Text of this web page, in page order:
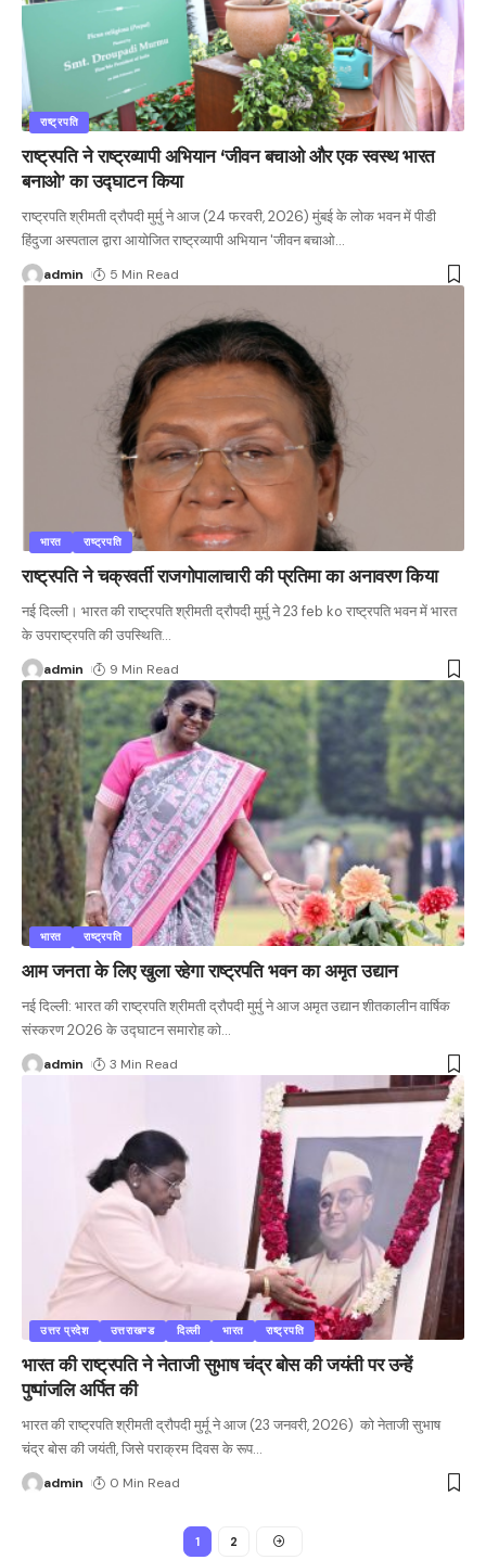
राष्ट्रपति
राष्ट्रपति ने राष्ट्रव्यापी अभियान ‘जीवन बचाओ और एक स्वस्थ भारत
बनाओ’ का उद्घाटन किया
राष्ट्रपति श्रीमती द्रौपदी मुर्मु ने आज (24 फरवरी, 2026) मुंबई के लोक भवन में पीडी
हिंदुजा अस्पताल द्वारा आयोजित राष्ट्रव्यापी अभियान 'जीवन बचाओ…
admin 5 Min Read
भारत राष्ट्रपति
राष्ट्रपति ने चक्रवर्ती राजगोपालाचारी की प्रतिमा का अनावरण किया
नई दिल्ली। भारत की राष्ट्रपति श्रीमती द्रौपदी मुर्मु ने 23 feb ko राष्ट्रपति भवन में भारत
के उपराष्ट्रपति की उपस्थिति…
admin 9 Min Read
भारत राष्ट्रपति
आम जनता के लिए खुला रहेगा राष्ट्रपति भवन का अमृत उद्यान
नई दिल्ली: भारत की राष्ट्रपति श्रीमती द्रौपदी मुर्मु ने आज अमृत उद्यान शीतकालीन वार्षिक
संस्‍करण 2026 के उद्घाटन समारोह को…
admin 3 Min Read
उत्तर प्रदेश उत्तराखण्ड दिल्ली भारत राष्ट्रपति
भारत की राष्ट्रपति ने नेताजी सुभाष चंद्र बोस की जयंती पर उन्हें
पुष्पांजलि अर्पित की
भारत की राष्ट्रपति श्रीमती द्रौपदी मुर्मू ने आज (23 जनवरी, 2026) को नेताजी सुभाष
चंद्र बोस की जयंती, जिसे पराक्रम दिवस के रूप…
admin 0 Min Read
1 2